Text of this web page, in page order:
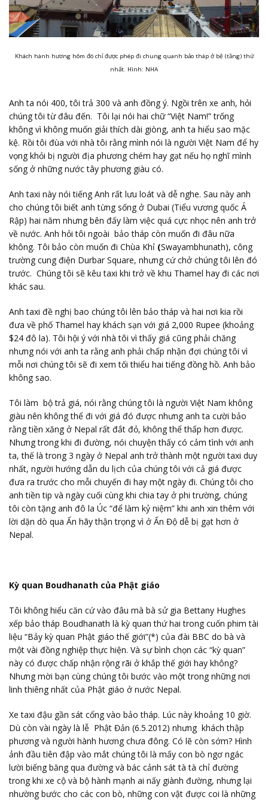
Khách hành hương hôm đó chỉ được phép đi chung quanh bảo tháp ở bệ (tầng) thứ
nhất. Hình: NHA
Anh ta nói 400, tôi trả 300 và anh đồng ý. Ngồi trên xe anh, hỏi
chúng tôi từ đâu đến. Tôi lại nói hai chữ “Việt Nam!” trống
không vì không muốn giải thích dài giòng, anh ta hiểu sao mặc
kệ. Rồi tôi đùa với nhà tôi rằng mình nói là người Việt Nam để hy
vọng khỏi bị người địa phương chém hay gạt nếu họ nghĩ mình
sống ở những nước tây phương giàu có.
Anh taxi này nói tiếng Anh rất lưu loát và dễ nghe. Sau này anh
cho chúng tôi biết anh từng sống ở Dubai (Tiểu vương quốc Á
Rập) hai năm nhưng bên đấy làm việc quá cực nhọc nên anh trở
về nước. Anh hỏi tôi ngoài bảo tháp còn muốn đi đâu nữa
không. Tôi bảo còn muốn đi Chùa Khỉ (Swayambhunath), công
trường cung điện Durbar Square, nhưng cứ chở chúng tôi lên đó
trước. Chúng tôi sẽ kêu taxi khi trở về khu Thamel hay đi các nơi
khác sau.
Anh taxi đề nghị bao chúng tôi lên bảo tháp và hai nơi kia rồi
đưa về phố Thamel hay khách sạn với giá 2,000 Rupee (khoảng
$24 đô la). Tôi hội ý với nhà tôi vì thấy giá cũng phải chăng
nhưng nói với anh ta rằng anh phải chấp nhận đợi chúng tôi vì
mỗi nơi chúng tôi sẽ đi xem tối thiểu hai tiếng đồng hồ. Anh bảo
không sao.
Tôi làm bộ trả giá, nói rằng chúng tôi là người Việt Nam không
giàu nên không thể đi với giá đó được nhưng anh ta cười bảo
rằng tiền xăng ở Nepal rất đắt đỏ, không thể thấp hơn được.
Nhưng trong khi đi đường, nói chuyện thấy có cảm tình với anh
ta, thế là trong 3 ngày ở Nepal anh trở thành một người taxi duy
nhất, người hướng dẫn du lịch của chúng tôi với cả giá được
đưa ra trước cho mỗi chuyến đi hay một ngày đi. Chúng tôi cho
anh tiền tip và ngày cuối cùng khi chia tay ở phi trường, chúng
tôi còn tặng anh đô la Úc “để làm kỷ niệm” khi anh xin thêm với
lời dặn dò qua Ấn hãy thận trọng vì ở Ấn Độ dễ bị gạt hơn ở
Nepal.
Kỳ quan Boudhanath của Phật giáo
Tôi không hiểu căn cứ vào đâu mà bà sử gia Bettany Hughes
xếp bảo tháp Boudhanath là kỳ quan thứ hai trong cuốn phim tài
liệu “Bảy kỳ quan Phật giáo thế giới”(*) của đài BBC do bà và
một vài đồng nghiệp thực hiện. Và sự bình chọn các “kỳ quan”
này có được chấp nhận rộng rãi ở khắp thế giới hay không?
Nhưng mời bạn cùng chúng tôi bước vào một trong những nơi
linh thiêng nhất của Phật giáo ở nước Nepal.
Xe taxi đậu gần sát cổng vào bảo tháp. Lúc này khoảng 10 giờ.
Dù còn vài ngày là lễ Phật Đản (6.5.2012) nhưng khách thập
phương và người hành hương chưa đông. Có lẽ còn sớm? Hình
ảnh đầu tiên đập vào mắt chúng tôi là mấy con bò ngơ ngác
lười biếng băng qua đường và bác cảnh sát tà tà chỉ đường
trong khi xe cộ và bộ hành mạnh ai nấy giành đường, nhưng lại
nhường bước cho các con bò, những con vật được coi là những